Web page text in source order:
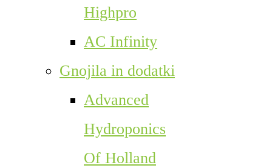
Highpro
AC Infinity
Gnojila in dodatki
Advanced
Hydroponics
Of Holland